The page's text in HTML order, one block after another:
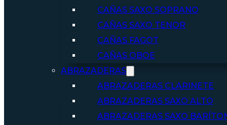
CAÑAS SAXO SOPRANO
CAÑAS SAXO TENOR
CAÑAS FAGOT
CAÑAS OBOE
ABRAZADERAS
ABRAZADERAS CLARINETE
ABRAZADERAS SAXO ALTO
ABRAZADERAS SAXO